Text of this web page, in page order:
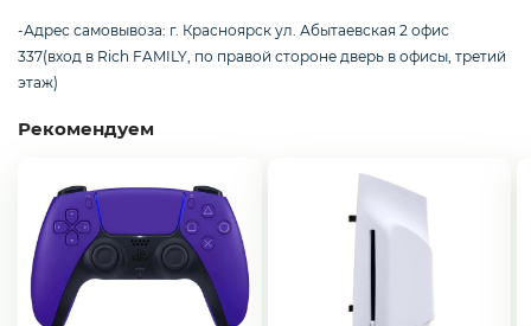
-Адрес самовывоза: г. Красноярск ул. Абытаевская 2 офис
337(вход в Rich FAMILY, по правой стороне дверь в офисы, третий
этаж)
Рекомендуем